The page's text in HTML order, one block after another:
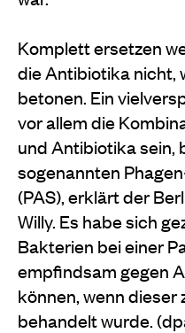
Komplett ersetzen
die Antibiotika nicht,
betonen. Ein
vor allem die
und Antibiotika sein,
sogenannten
(PAS), erklärt der
Willy. Es habe sich
Bakterien bei einer
empfindsam gegen
können, wenn dieser
behandelt wurde.